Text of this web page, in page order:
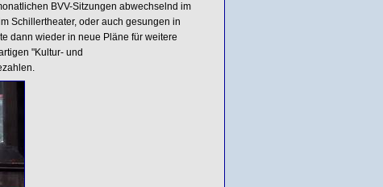
BVV-Sitzungen abwechselnd im
Schillertheater, oder auch gesungen in
dann wieder in neue Pläne für weitere
"Kultur- und